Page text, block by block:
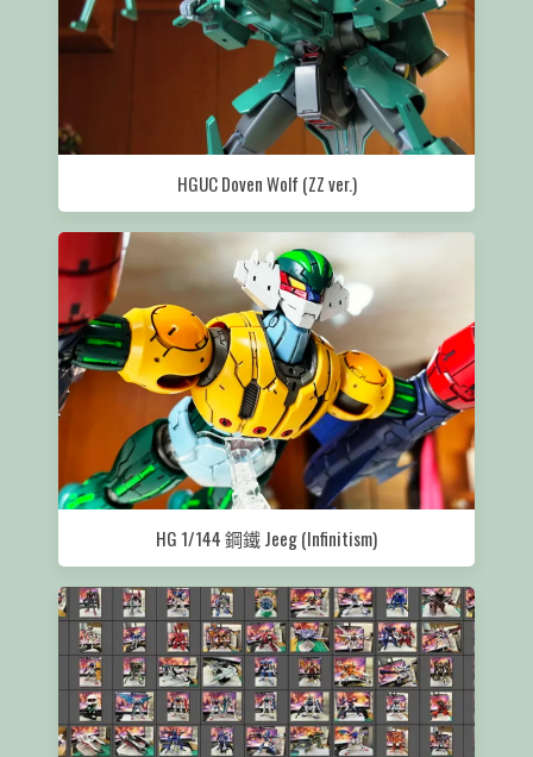
HGUC Doven Wolf (ZZ ver.)
HG 1/144 鋼鐵 Jeeg (Infinitism)